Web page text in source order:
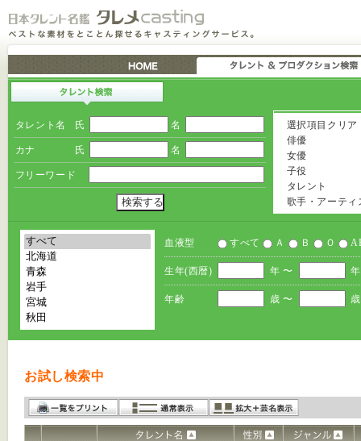
タレント名 氏 名
カナ 氏 名
フリーワード
選択項目クリア
俳優
女優
子役
タレント
歌手・アーティ
血液型 すべて Ａ Ｂ Ｏ
生年(西暦) 年 〜
年齢 歳 〜 歳
お試し検索中